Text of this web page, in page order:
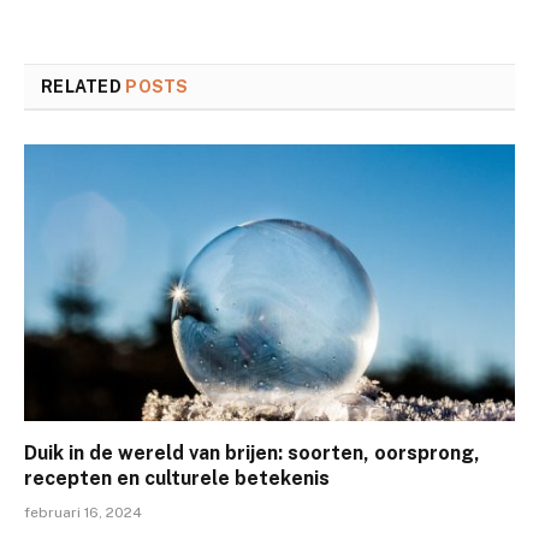
RELATED POSTS
Duik in de wereld van brijen: soorten, oorsprong,
recepten en culturele betekenis
februari 16, 2024